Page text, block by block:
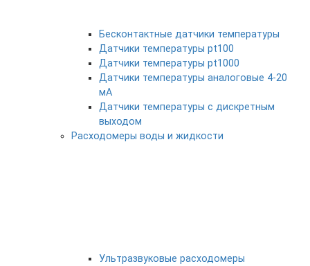
Бесконтактные датчики температуры
Датчики температуры pt100
Датчики температуры pt1000
Датчики температуры аналоговые 4-20
мА
Датчики температуры с дискретным
выходом
Расходомеры воды и жидкости
Ультразвуковые расходомеры